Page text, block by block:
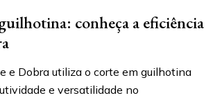
conheça a eficiência
e Dobra utiliza o corte em guilhotina
e versatilidade no